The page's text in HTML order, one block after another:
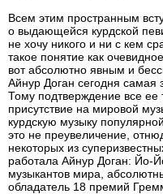
Всем этим пространным
о выдающейся курдской
не хочу никого и ни с кем
такое понятие как
вот абсолютно явным и
Айнур Доган сегодня самая
Тому подтверждение все ее
присутствие на мировой
курдскую музыку
это не преувеличение,
некоторых из
работала Айнур Доган: Йо-
музыкантов мира,
обладатель 18 премий